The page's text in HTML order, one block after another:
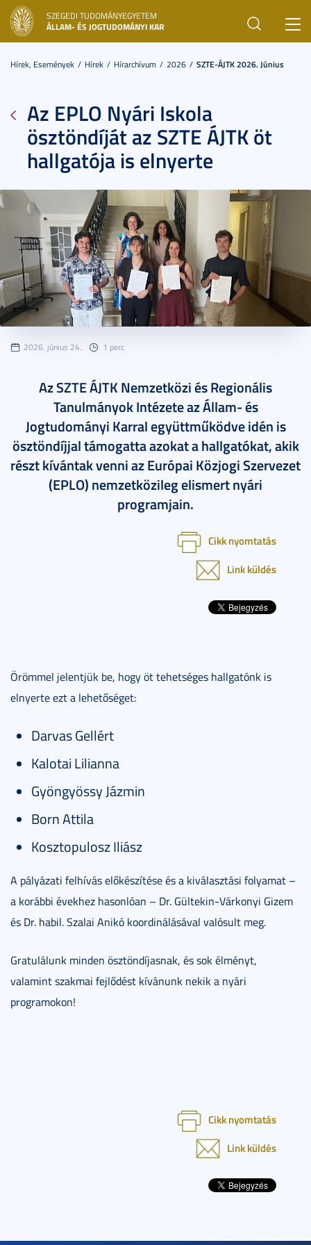
SZEGEDI TUDOMÁNYEGYETEM
ÁLLAM- ÉS JOGTUDOMÁNYI KAR
Hírek, Események Hírek Hírarchívum 2026 SZTE-ÁJTK 2026. Június
Az EPLO Nyári Iskola
ösztöndíját az SZTE ÁJTK öt
hallgatója is elnyerte
2026. június 24. 1 perc
Az SZTE ÁJTK Nemzetközi és Regionális
Tanulmányok Intézete az Állam- és
Jogtudományi Karral együttműködve idén is
ösztöndíjjal támogatta azokat a hallgatókat, akik
részt kívántak venni az Európai Közjogi Szervezet
(EPLO) nemzetközileg elismert nyári
programjain.
Cikk nyomtatás
Link küldés
Örömmel jelentjük be, hogy öt tehetséges hallgatónk is
elnyerte ezt a lehetőséget:
Darvas Gellért
Kalotai Lilianna
Gyöngyössy Jázmin
Born Attila
Kosztopulosz Iliász
A pályázati felhívás előkészítése és a kiválasztási folyamat –
a korábbi évekhez hasonlóan – Dr. Gültekin-Várkonyi Gizem
és Dr. habil. Szalai Anikó koordinálásával valósult meg.
Gratulálunk minden ösztöndíjasnak, és sok élményt,
valamint szakmai fejlődést kívánunk nekik a nyári
programokon!
Cikk nyomtatás
Link küldés